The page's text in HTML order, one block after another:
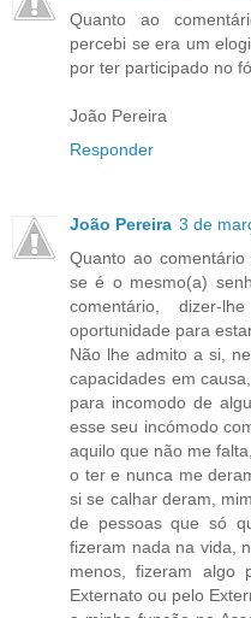
Quanto ao
percebi se era um
por ter participado no
João Pereira
Responder
João Pereira 3 de
Quanto ao
se é o mesmo(a)
comentário, dizer-
oportunidade para
Não lhe admito a si,
capacidades em
para incomodo de
esse seu incómodo
aquilo que não me
o ter e nunca me
si se calhar deram,
de pessoas que só
fizeram nada na vida,
menos, fizeram algo
Externato ou pelo